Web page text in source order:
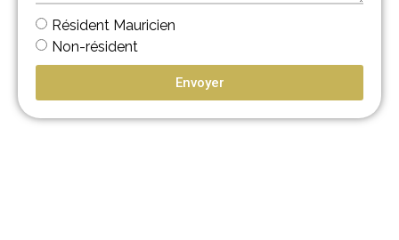
Résident Mauricien
Non-résident
Envoyer